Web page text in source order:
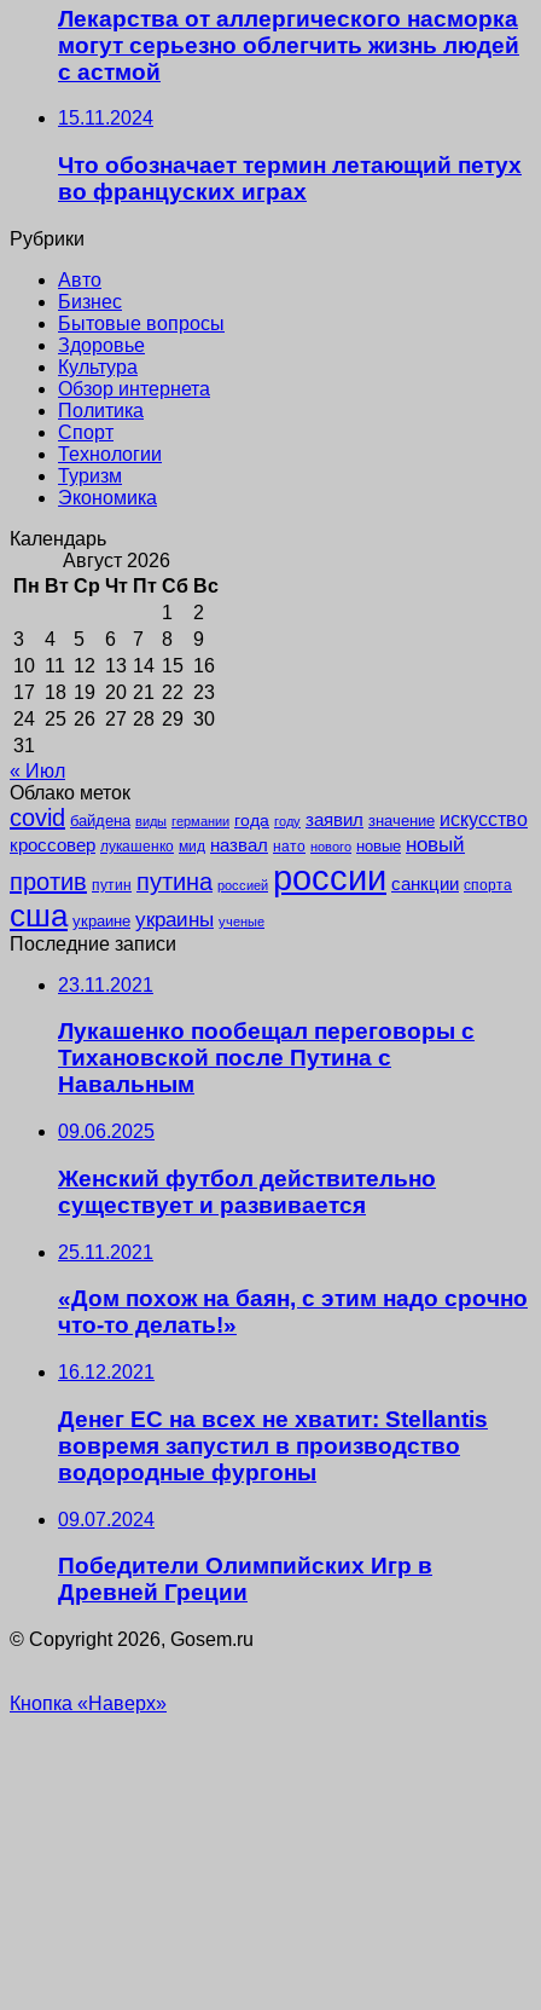
Лекарства от аллергического насморка
могут серьезно облегчить жизнь людей
с астмой
15.11.2024
Что обозначает термин летающий петух
во француских играх
Рубрики
Авто
Бизнес
Бытовые вопросы
Здоровье
Культура
Обзор интернета
Политика
Спорт
Технологии
Туризм
Экономика
Календарь
Август 2026
Пн Вт Ср Чт Пт Сб Вс
1
2
3
4 5 6 7 8
9
10 11 12 13 14 15 16
17 18 19 20 21 22 23
24 25 26 27 28 29 30
31
« Июл
Облако меток
covid байдена виды германии года году заявил значение искусство
кроссовер лукашенко мид назвал нато нового новые новый
против путин путина россией россии санкции спорта
сша украине украины ученые
Последние записи
23.11.2021
Лукашенко пообещал переговоры с
Тихановской после Путина с
Навальным
09.06.2025
Женский футбол действительно
существует и развивается
25.11.2021
«Дом похож на баян, с этим надо срочно
что-то делать!»
16.12.2021
Денег ЕС на всех не хватит: Stellantis
вовремя запустил в производство
водородные фургоны
09.07.2024
Победители Олимпийских Игр в
Древней Греции
© Copyright 2026, Gosem.ru
Кнопка «Наверх»